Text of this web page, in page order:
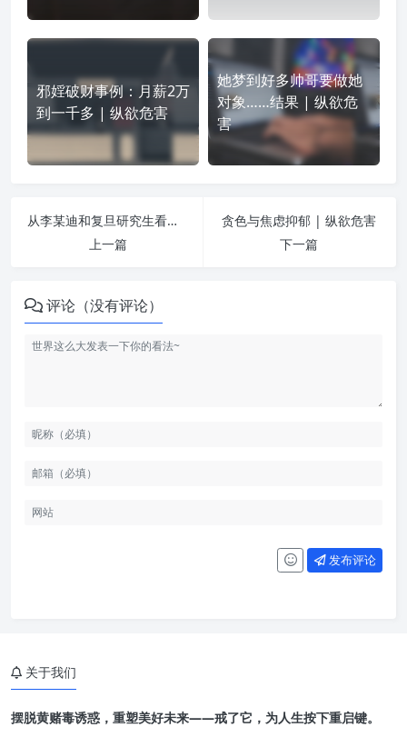
邪婬破财事例：月薪2万
到一千多 | 纵欲危害
她梦到好多帅哥要做她
对象……结果 | 纵欲危
害
从李某迪和复旦研究生看祸婬甚速 | 纵欲危害
上一篇
贪色与焦虑抑郁 | 纵欲危害
下一篇
评论（没有评论）
发布评论
关于我们
摆脱黄赌毒诱惑，重塑美好未来——戒了它，为人生按下重启键。